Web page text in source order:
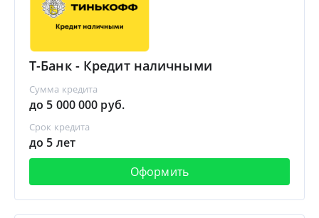
Т-Банк - Кредит наличными
Сумма кредита
до 5 000 000 руб.
Срок кредита
до 5 лет
Оформить